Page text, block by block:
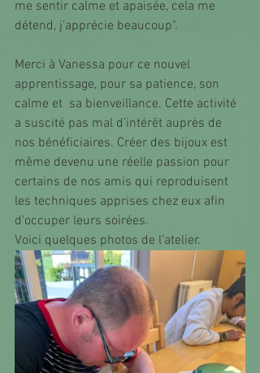
me sentir calme et apaisée, cela me
détend, j'apprécie beaucoup".
Merci à Vanessa pour ce nouvel
apprentissage, pour sa patience, son
calme et  sa bienveillance. Cette activité
a suscité pas mal d'intérêt auprès de
nos bénéficiaires. Créer des bijoux est
même devenu une réelle passion pour
certains de nos amis qui reproduisent
les techniques apprises chez eux afin
d'occuper leurs soirées.
Voici quelques photos de l'atelier.